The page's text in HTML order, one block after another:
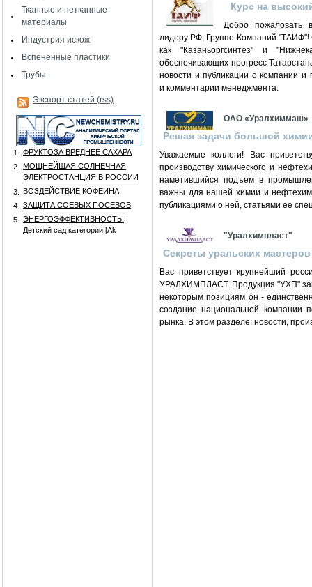
Тканные и нетканные
материалы
Индустрия искож
Вспененные пластики
Трубы
Экспорт статей (rss)
1.
ФРУКТОЗА ВРЕДНЕЕ САХАРА
2.
МОЩНЕЙШАЯ СОЛНЕЧНАЯ
ЭЛЕКТРОСТАНЦИЯ В РОССИИ
3.
ВОЗДЕЙСТВИЕ КОФЕИНА
4.
ЗАЩИТА СОЕВЫХ ПОСЕВОВ
5.
ЭНЕРГОЭФФЕКТИВНОСТЬ:
Детский сад категории [Аk
Курс на
Добро пожаловать
лидеру РФ, Группе Компаний "ТАИФ"!
как "Казаньоргсинтез" и
обеспечивающих прогресс
новости и публикации о компании и
и комментарии менеджмента.
ОАО «Уралхиммаш»
Решая задачи большой
Уважаемые коллеги! Вас
производству химического и
наметившийся подъем в
важны для нашей химии и
публикациями о ней, статьями ее
"Уралхимпласт"
Секреты уральских мастеров
Вас приветствует крупнейший
УРАЛХИМПЛАСТ. Продукция "УХП"
некоторым позициям он -
создание национальной компании
рынка. В этом разделе: новости,